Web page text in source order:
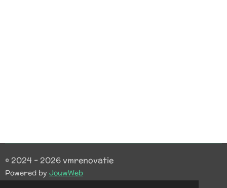
© 2024 - 2026 vmrenovatie
Powered by JouwWeb